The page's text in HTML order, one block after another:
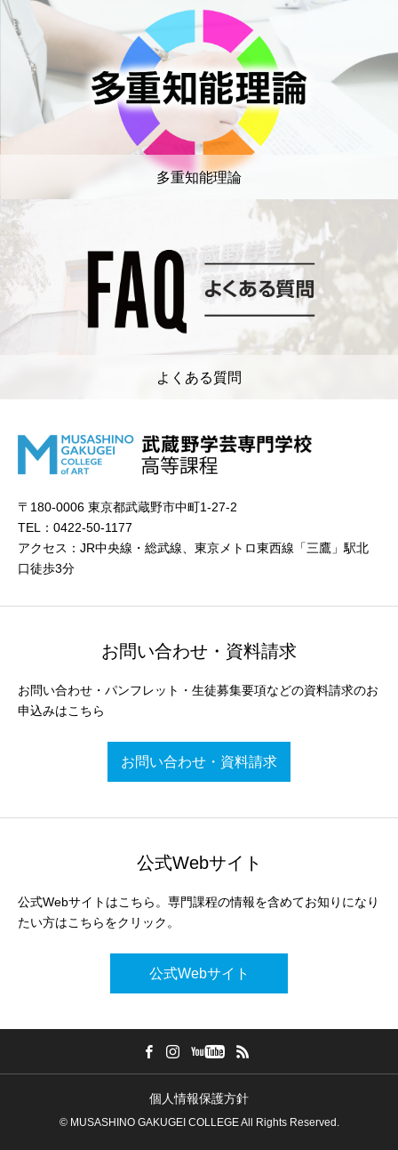
多重知能理論
よくある質問
〒180-0006 東京都武蔵野市中町1-27-2
TEL：0422-50-1177
アクセス：JR中央線・総武線、東京メトロ東西線「三鷹」駅北
口徒歩3分
お問い合わせ・資料請求
お問い合わせ・パンフレット・生徒募集要項などの資料請求のお
申込みはこちら
お問い合わせ・資料請求
公式Webサイト
公式Webサイトはこちら。専門課程の情報を含めてお知りになり
たい方はこちらをクリック。
公式Webサイト
個人情報保護方針
© MUSASHINO GAKUGEI COLLEGE All Rights Reserved.